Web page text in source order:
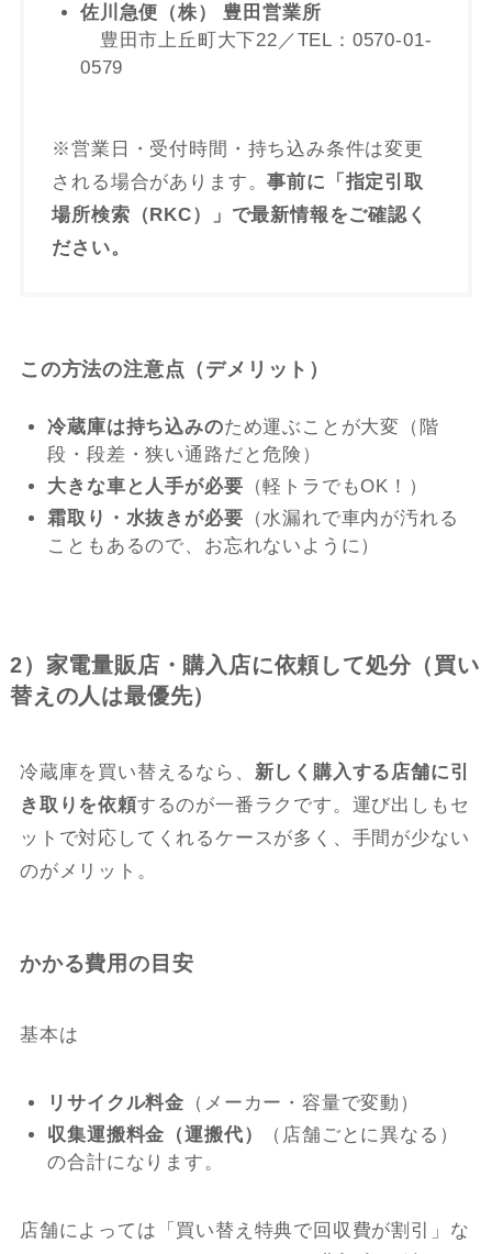
佐川急便（株） 豊田営業所
豊田市上丘町大下22／TEL：0570-01-
0579
※営業日・受付時間・持ち込み条件は変更
される場合があります。事前に「指定引取
場所検索（RKC）」で最新情報をご確認く
ださい。
この方法の注意点（デメリット）
冷蔵庫は持ち込みのため運ぶことが大変（階
段・段差・狭い通路だと危険）
大きな車と人手が必要 （軽トラでもOK！）
霜取り・水抜きが必要 （水漏れで車内が汚れる
こともあるので、お忘れないように）
2）家電量販店・購入店に依頼して処分（買い
替えの人は最優先）
冷蔵庫を買い替えるなら、 新しく購入する店舗に引
き取りを依頼するのが一番ラクです。運び出しもセ
ットで対応してくれるケースが多く、手間が少ない
のがメリット。
かかる費用の目安
基本は
リサイクル料金 （メーカー・容量で変動）
収集運搬料金（運搬代）
（店舗ごとに異なる）
の合計になります。
店舗によっては「買い替え特典で回収費が割引」な